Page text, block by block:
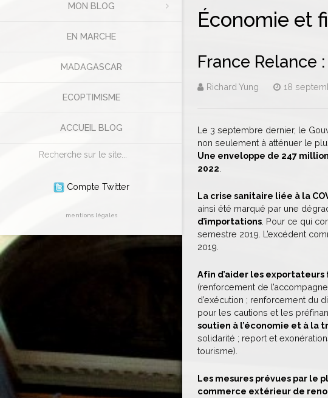
MON BLOG
EN MARCHE
MADAGASCAR
ECOPTIMISME
ACCUEIL BLOG
Rechercher
Compte Twitter
mentions légales
Économie et
France Relance
Richard Yung 18
Le 3 septembre dernier, le
non seulement à atténuer le
Une enveloppe de 247
2022
La crise sanitaire liée à la
ainsi été marqué par une
d’importations . Pour ce qui
semestre 2019. L’excédent
2019.
Afin d’aider les
(renforcement de
d’exécution ; renforcement du
pour les cautions et les
soutien à l’économie et à la
solidarité ; report et
tourisme).
Les mesures prévues par le
commerce extérieur de